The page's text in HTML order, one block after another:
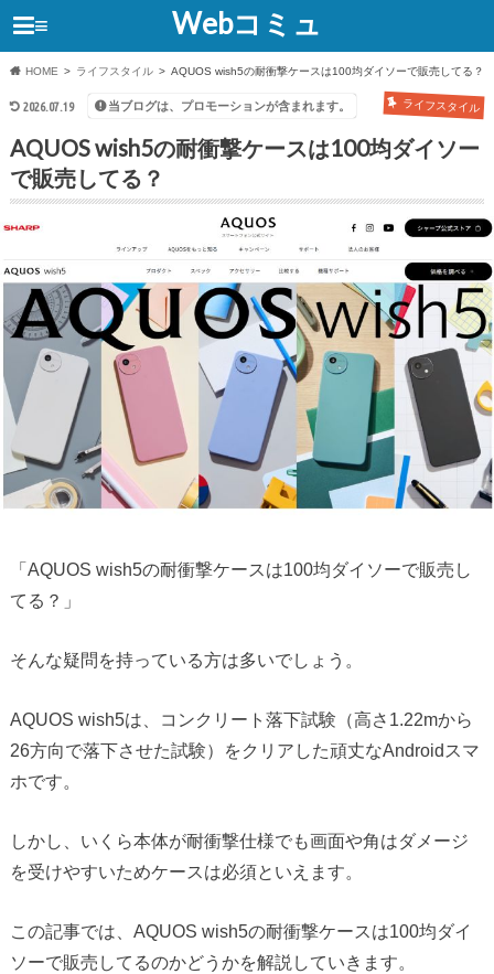
Webコミュ
≡
HOME ライフスタイル AQUOS wish5の耐衝撃ケースは100均ダイソーで販売してる？
2026.07.19 ライフスタイル
当ブログは、プロモーションが含まれます。
AQUOS wish5の耐衝撃ケースは100均ダイソー
で販売してる？
「AQUOS wish5の耐衝撃ケースは100均ダイソーで販売し
てる？」
そんな疑問を持っている方は多いでしょう。
AQUOS wish5は、コンクリート落下試験（高さ1.22mから
26方向で落下させた試験）をクリアした頑丈なAndroidスマ
ホです。
しかし、いくら本体が耐衝撃仕様でも画面や角はダメージ
を受けやすいためケースは必須といえます。
この記事では、AQUOS wish5の耐衝撃ケースは100均ダイ
ソーで販売してるのかどうかを解説していきます。